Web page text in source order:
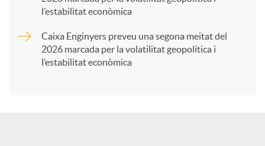
l’estabilitat econòmica
Caixa Enginyers preveu una segona meitat del
2026 marcada per la volatilitat geopolítica i
l’estabilitat econòmica